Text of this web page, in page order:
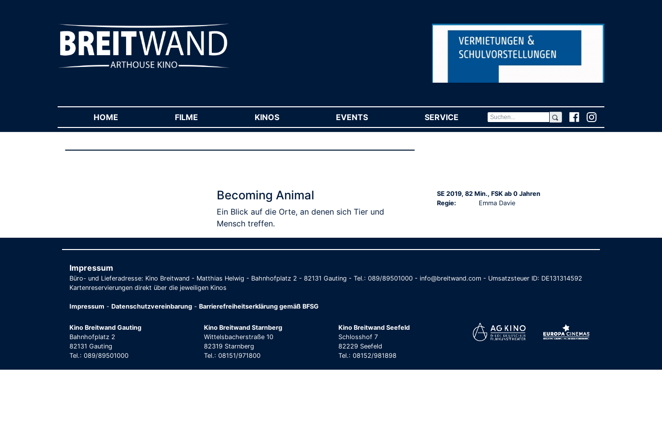
HOME FILME KINOS EVENTS SERVICE (CURRENT)
Becoming Animal
Ein Blick auf die Orte, an denen sich Tier und
Mensch treffen.
SE 2019, 82 Min., FSK ab 0 Jahren
Regie:
Emma Davie
Impressum
Büro- und Lieferadresse: Kino Breitwand - Matthias Helwig - Bahnhofplatz 2 - 82131 Gauting - Tel.: 089/89501000 - info@breitwand.com - Umsatzsteuer ID: DE131314592
Kartenreservierungen direkt über die jeweiligen Kinos
Impressum - Datenschutzvereinbarung - Barrierefreiheitserklärung gemäß BFSG
Kino Breitwand Gauting
Bahnhofplatz 2
82131 Gauting
Tel.: 089/89501000
Kino Breitwand Starnberg
Wittelsbacherstraße 10
82319 Starnberg
Tel.: 08151/971800
Kino Breitwand Seefeld
Schlosshof 7
82229 Seefeld
Tel.: 08152/981898